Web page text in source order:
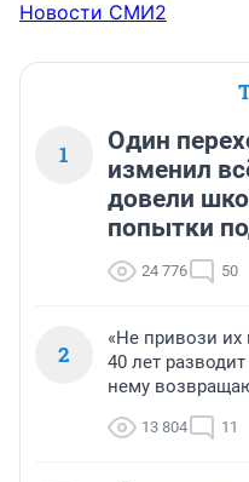
Новости СМИ2
1
Один
изменил
довели
попытки
24 776 50
2
«Не привози их
40 лет
нему
13 804 11